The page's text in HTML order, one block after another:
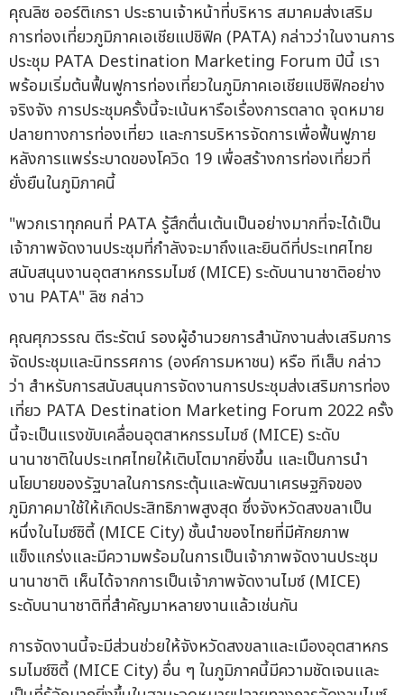
คุณลิซ ออร์ติเกรา ประธานเจ้าหน้าที่บริหาร สมาคมส่งเสริม
การท่องเที่ยวภูมิภาคเอเชียแปชิฟิค (PATA) กล่าวว่าในงานการ
ประชุม PATA Destination Marketing Forum ปีนี้ เรา
พร้อมเริ่มต้นฟื้นฟูการท่องเที่ยวในภูมิภาคเอเชียแปซิฟิกอย่าง
จริงจัง การประชุมครั้งนี้จะเน้นหารือเรื่องการตลาด จุดหมาย
ปลายทางการท่องเที่ยว และการบริหารจัดการเพื่อฟื้นฟูภาย
หลังการแพร่ระบาดของโควิด 19 เพื่อสร้างการท่องเที่ยวที่
ยั่งยืนในภูมิภาคนี้
"พวกเราทุกคนที่ PATA รู้สึกตื่นเต้นเป็นอย่างมากที่จะได้เป็น
เจ้าภาพจัดงานประชุมที่กำลังจะมาถึงและยินดีที่ประเทศไทย
สนับสนุนงานอุตสาหกรรมไมซ์ (MICE) ระดับนานาชาติอย่าง
งาน PATA" ลิซ กล่าว
คุณศุภวรรณ ตีระรัตน์ รองผู้อำนวยการสำนักงานส่งเสริมการ
จัดประชุมและนิทรรศการ (องค์การมหาชน) หรือ ทีเส็บ กล่าว
ว่า สำหรับการสนับสนุนการจัดงานการประชุมส่งเสริมการท่อง
เที่ยว PATA Destination Marketing Forum 2022 ครั้ง
นี้จะเป็นแรงขับเคลื่อนอุตสาหกรรมไมซ์ (MICE) ระดับ
นานาชาติในประเทศไทยให้เติบโตมากยิ่งขึ้น และเป็นการนำ
นโยบายของรัฐบาลในการกระตุ้นและพัฒนาเศรษฐกิจของ
ภูมิภาคมาใช้ให้เกิดประสิทธิภาพสูงสุด ซึ่งจังหวัดสงขลาเป็น
หนึ่งในไมซ์ซิตี้ (MICE City) ชั้นนำของไทยที่มีศักยภาพ
แข็งแกร่งและมีความพร้อมในการเป็นเจ้าภาพจัดงานประชุม
นานาชาติ เห็นได้จากการเป็นเจ้าภาพจัดงานไมซ์ (MICE)
ระดับนานาชาติที่สำคัญมาหลายงานแล้วเช่นกัน
การจัดงานนี้จะมีส่วนช่วยให้จังหวัดสงขลาและเมืองอุตสาหกร
รมไมซ์ซิตี้ (MICE City) อื่น ๆ ในภูมิภาคนี้มีความชัดเจนและ